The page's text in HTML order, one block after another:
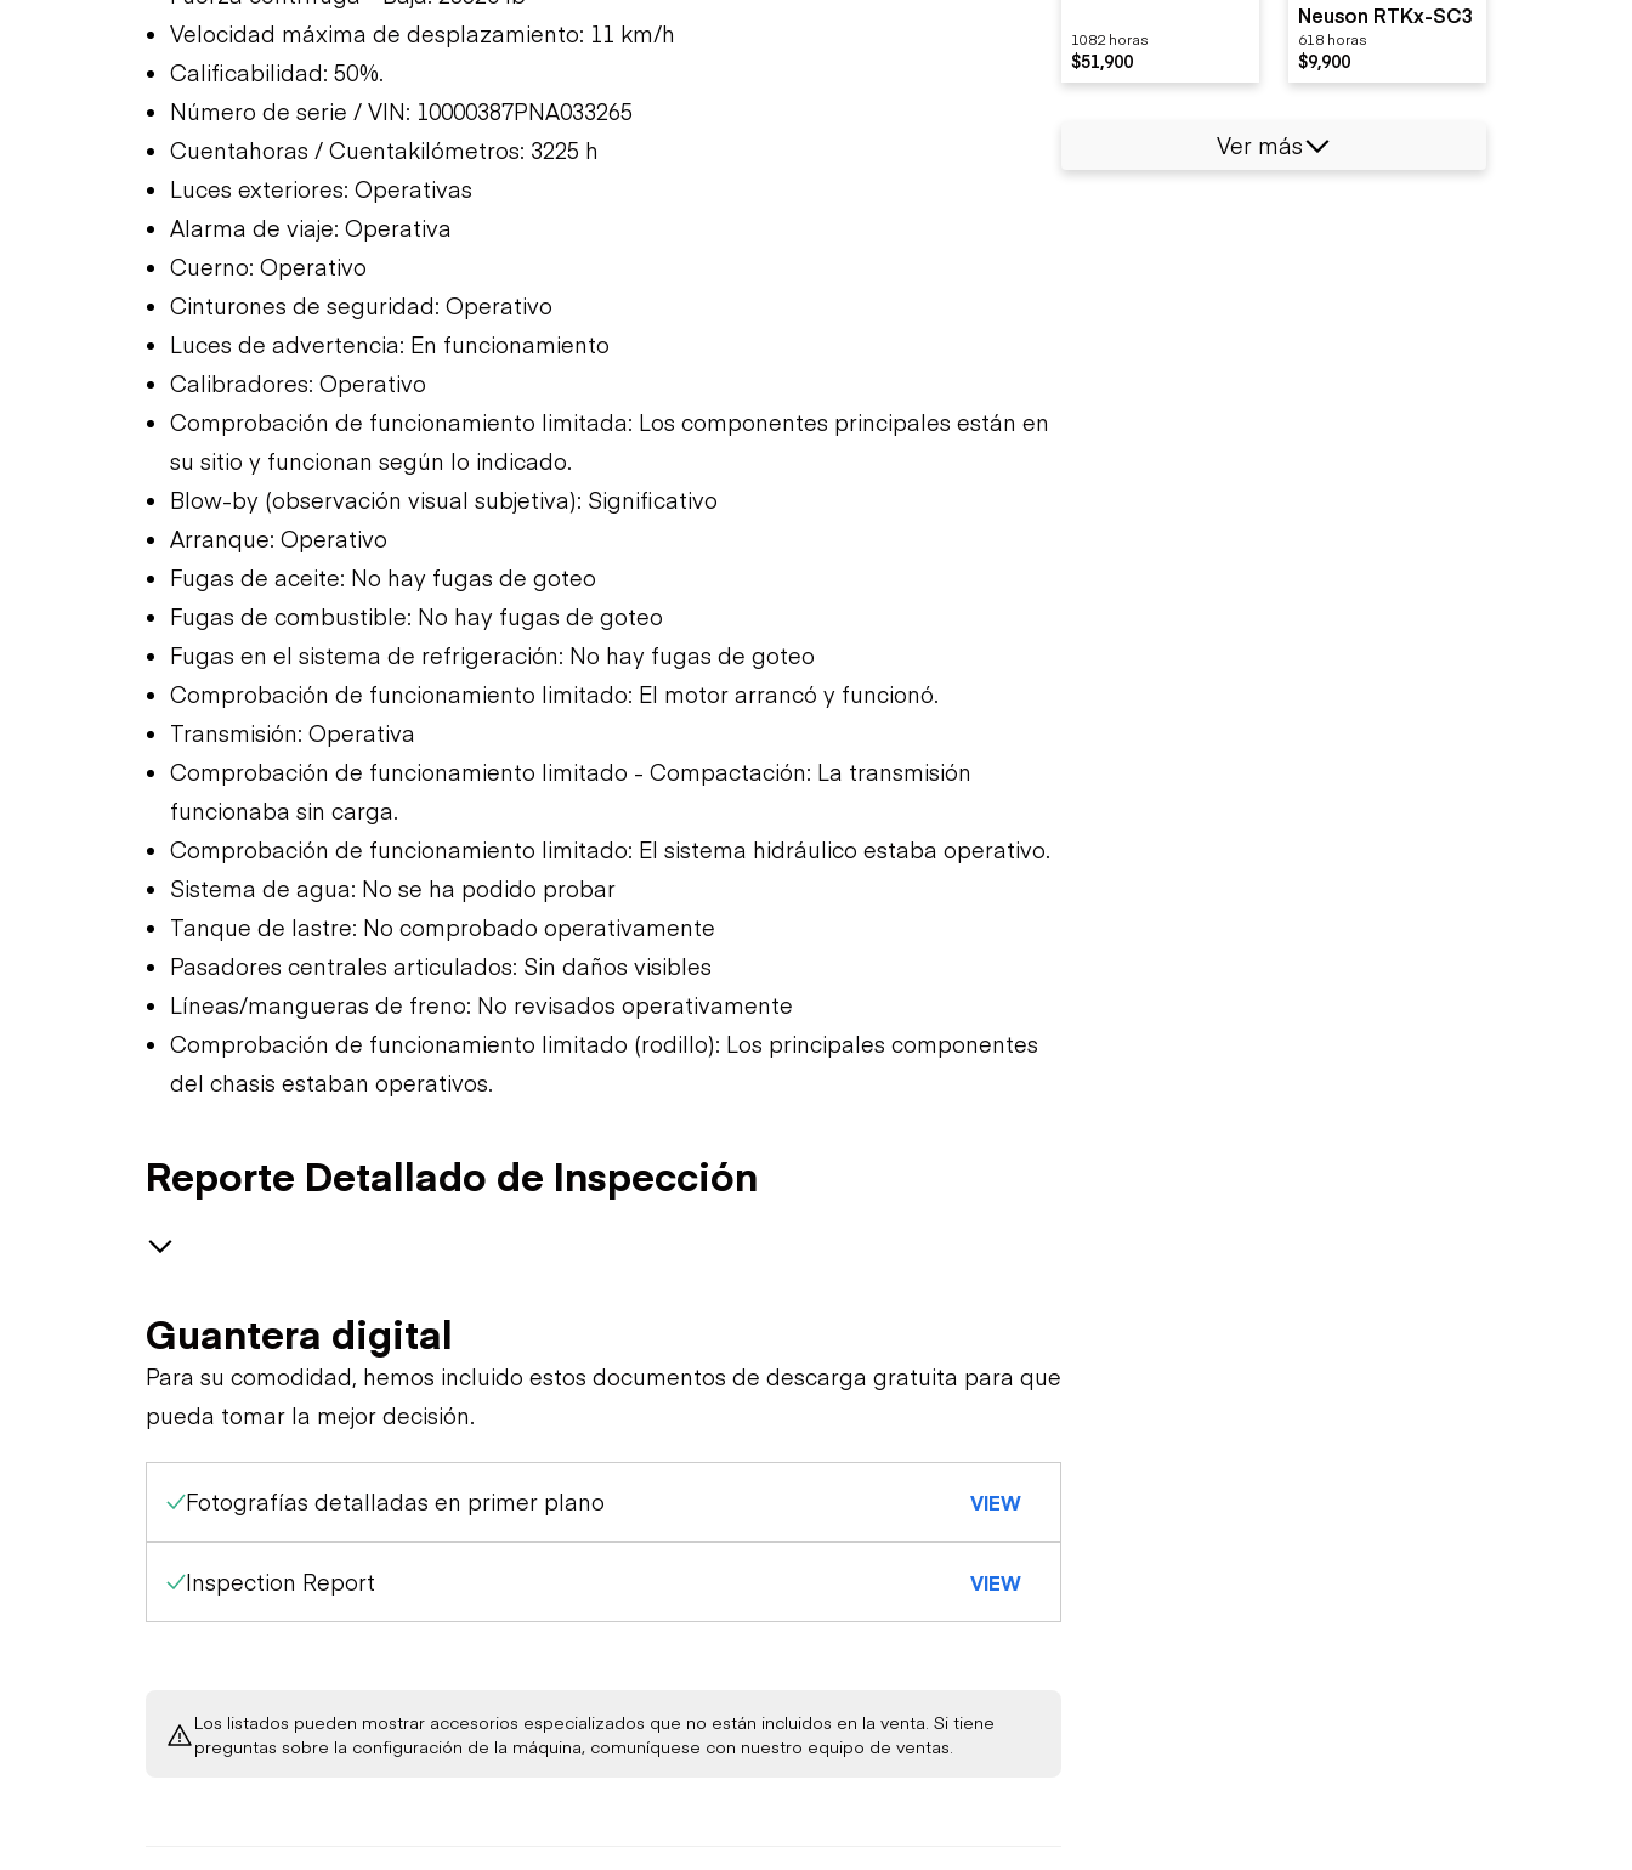
Velocidad máxima de desplazamiento: 11 km/h
Calificabilidad: 50%.
Número de serie / VIN: 10000387PNA033265
Cuentahoras / Cuentakilómetros: 3225 h
Luces exteriores: Operativas
Alarma de viaje: Operativa
Cuerno: Operativo
Cinturones de seguridad: Operativo
Luces de advertencia: En funcionamiento
Calibradores: Operativo
Comprobación de funcionamiento limitada: Los componentes principales están en
su sitio y funcionan según lo indicado.
Blow-by (observación visual subjetiva): Significativo
Arranque: Operativo
Fugas de aceite: No hay fugas de goteo
Fugas de combustible: No hay fugas de goteo
Fugas en el sistema de refrigeración: No hay fugas de goteo
Comprobación de funcionamiento limitado: El motor arrancó y funcionó.
Transmisión: Operativa
Comprobación de funcionamiento limitado - Compactación: La transmisión
funcionaba sin carga.
Comprobación de funcionamiento limitado: El sistema hidráulico estaba operativo.
Sistema de agua: No se ha podido probar
Tanque de lastre: No comprobado operativamente
Pasadores centrales articulados: Sin daños visibles
Líneas/mangueras de freno: No revisados operativamente
Comprobación de funcionamiento limitado (rodillo): Los principales componentes
del chasis estaban operativos.
Reporte Detallado de Inspección
Apariencia General
Luces de Advertencia
Medidores
Motor
Motor de Arranque
Fugas de Combustible
Tren de Potencia
Limitada - Compactación
Limitada (rodillo)
Guantera digital
Para su comodidad, hemos incluido estos documentos de descarga gratuita para que
pueda tomar la mejor decisión.
Fotografías detalladas en primer plano VIEW
Inspection Report VIEW
Los listados pueden mostrar accesorios especializados que no están incluidos en la venta. Si tiene
preguntas sobre la configuración de la máquina, comuníquese con nuestro equipo de ventas.
1082 horas
$51,900
Neuson RTKx-SC3
618 horas
$9,900
Ver más